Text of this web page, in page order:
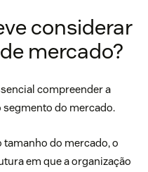
considerar
mercado?
compreender a
segmento do mercado.
tamanho do mercado, o
em que a organização